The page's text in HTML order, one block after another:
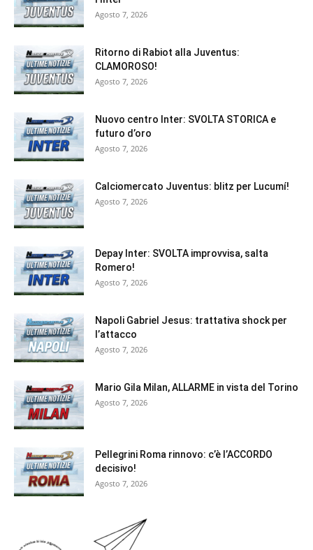
Agosto 7, 2026
Ritorno di Rabiot alla Juventus:
CLAMOROSO!
Agosto 7, 2026
Nuovo centro Inter: SVOLTA STORICA e
futuro d’oro
Agosto 7, 2026
Calciomercato Juventus: blitz per Lucumí!
Agosto 7, 2026
Depay Inter: SVOLTA improvvisa, salta
Romero!
Agosto 7, 2026
Napoli Gabriel Jesus: trattativa shock per
l’attacco
Agosto 7, 2026
Mario Gila Milan, ALLARME in vista del Torino
Agosto 7, 2026
Pellegrini Roma rinnovo: c’è l’ACCORDO
decisivo!
Agosto 7, 2026